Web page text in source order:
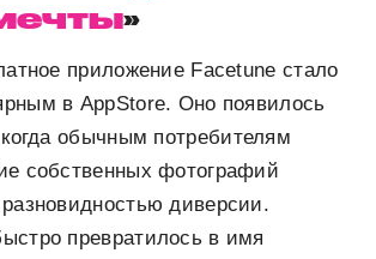
»
приложение Facetune стало
в AppStore. Оно появилось
обычным потребителям
собственных фотографий
диверсии.
превратилось в имя